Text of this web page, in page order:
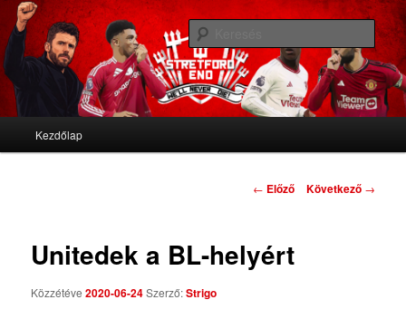
Stretford End
We'll never die
Tovább az elsődleges tartalomra
Tovább a másodlagos tartalomra
Kezdőlap
Bejegyzés navigáció
← Előző Következő →
Unitedek a BL-helyért
Közzétéve2020-06-24Szerző:Strigo